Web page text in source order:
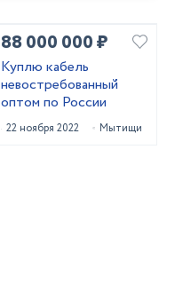
88 000 000 ₽
Куплю кабель
невостребованный
оптом по России
22 ноября 2022 Мытищи